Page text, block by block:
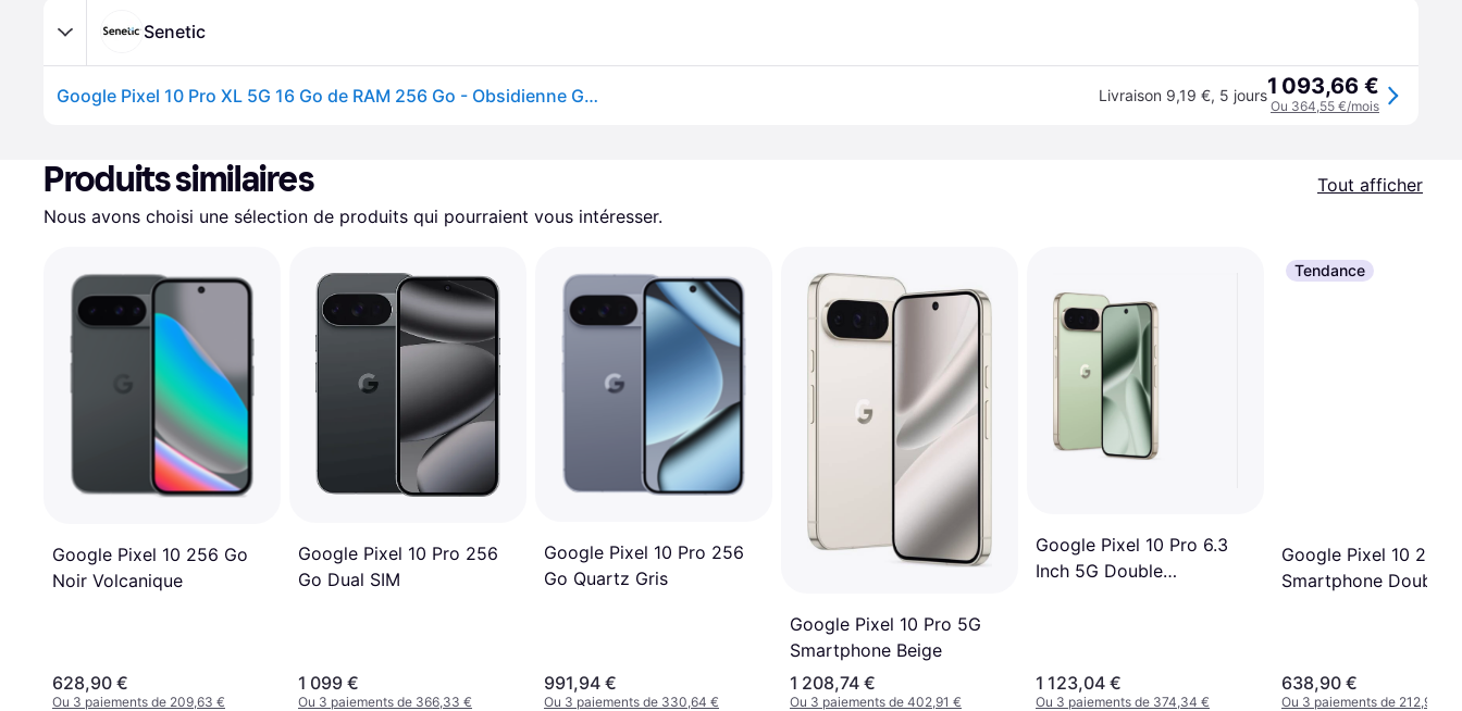
Senetic
Google Pixel 10 Pro XL 5G 16 Go de RAM 256 Go - Obsidienne GA09602-GB Livraison 9,19 €, 5 jours1 093,66 €
Ou 364,55 €/mois
Produits similaires
Tout afficher
Nous avons choisi une sélection de produits qui pourraient vous intéresser.
Google Pixel 10 256 Go
Noir Volcanique
628,90 €
Ou 3 paiements de 209,63 €
Google Pixel 10 Pro 256
Go Dual SIM
1 099 €
Ou 3 paiements de 366,33 €
Google Pixel 10 Pro 256
Go Quartz Gris
991,94 €
Ou 3 paiements de 330,64 €
Google Pixel 10 Pro 5G
Smartphone Beige
1 208,74 €
Ou 3 paiements de 402,91 €
Google Pixel 10 Pro 6.3
Inch 5G Double
1 123,04 €
Ou 3 paiements de 374,34 €
Tendance
Google Pixel 10
Smartphone Double
638,90 €
Ou 3 paiements de 212,96 €